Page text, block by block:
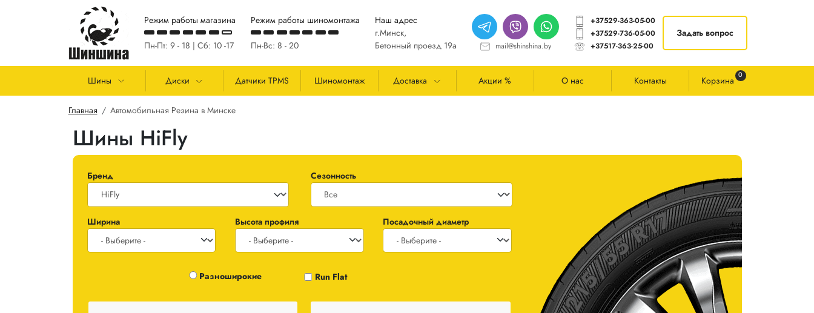
Перейти к основному содержанию
Режим работы магазина
Пн-Пт: 9 - 18 | Сб: 10 -17
Режим работы шиномонтажа
Пн-Вс: 8 - 20
Наш адрес
г.Минск,
Бетонный проезд 19а
mail@shinshina.by
+37529-363-05-00
+37529-736-05-00
+37517-363-25-00
Задать вопрос
Основная навигация
Шины Диски Датчики TPMS Шиномонтаж Доставка Акции % О нас Контакты Корзина 0
Строка навигации
Главная Автомобильная Резина в Минске
Шины HiFly
Бренд Сезонность
Ширина Высота профиля Посадочный диаметр
Одноширокие / РазноширокиеРазноширокие Run Flat